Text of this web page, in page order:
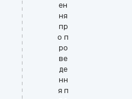
ен
ня
пр
о п
ро
ве
де
нн
я п